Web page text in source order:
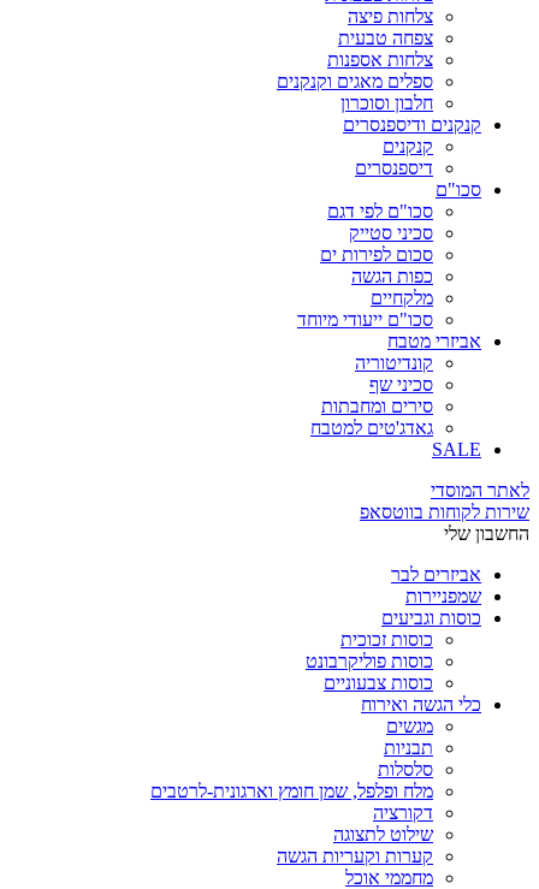
צלחות פיצה
צפחה טבעית
צלחות אספנות
ספלים מאגים וקנקנים
חלבון וסוכרון
קנקנים ודיספנסרים
קנקנים
דיספנסרים
סכו"ם
סכו"ם לפי דגם
סכיני סטייק
סכום לפירות ים
כפות הגשה
מלקחיים
סכו"ם ייעודי מיוחד
אביזרי מטבח
קונדיטוריה
סכיני שף
סירים ומחבתות
גאדג'טים למטבח
SALE
לאתר המוסדי
שירות לקוחות בווטסאפ
החשבון שלי
אביזרים לבר
שמפניירות
כוסות וגביעים
כוסות זכוכית
כוסות פוליקרבונט
כוסות צבעוניים
כלי הגשה ואירוח
מגשים
תבניות
סלסלות
מלח ופלפל, שמן חומץ וארגונית-לרטבים
דקורציה
שילוט לתצוגה
קערות וקעריות הגשה
מחממי אוכל